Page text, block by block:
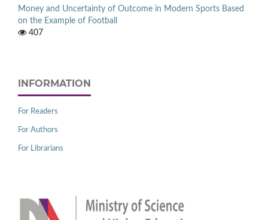
Money and Uncertainty of Outcome in Modern Sports Based
on the Example of Football
407
INFORMATION
For Readers
For Authors
For Librarians